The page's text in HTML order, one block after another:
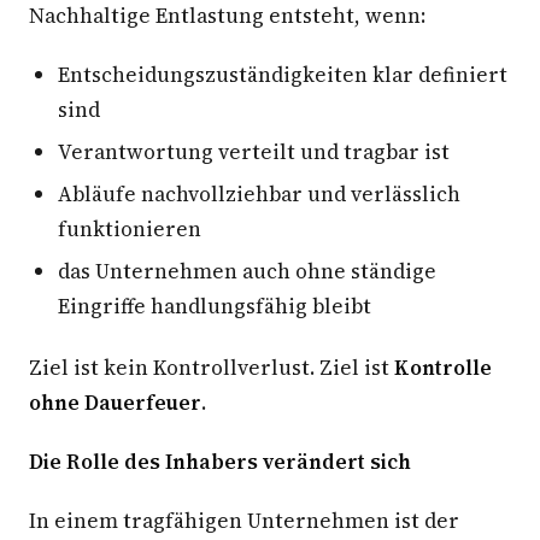
Nachhaltige Entlastung entsteht, wenn:
Entscheidungszuständigkeiten klar definiert
sind
Verantwortung verteilt und tragbar ist
Abläufe nachvollziehbar und verlässlich
funktionieren
das Unternehmen auch ohne ständige
Eingriffe handlungsfähig bleibt
Ziel ist kein Kontrollverlust. Ziel istKontrolle
ohne Dauerfeuer.
Die Rolle des Inhabers verändert sich
In einem tragfähigen Unternehmen ist der